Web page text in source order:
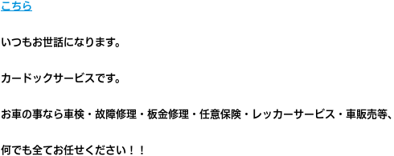
こちら
いつもお世話になります。
カードックサービスです。
お車の事なら車検・故障修理・板金修理・任意保険・レッカーサービス・車販売等、
何でも全てお任せください！！